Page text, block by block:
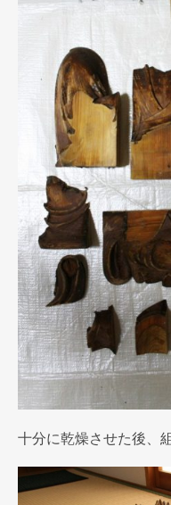
十分に乾燥させた後、